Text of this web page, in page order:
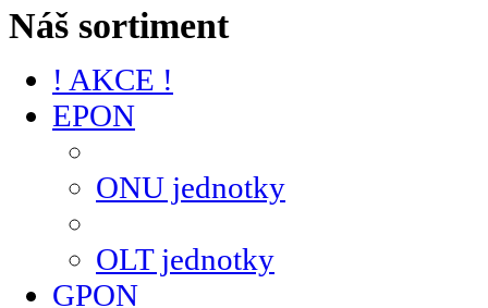
Náš sortiment
! AKCE !
EPON
ONU jednotky
OLT jednotky
GPON